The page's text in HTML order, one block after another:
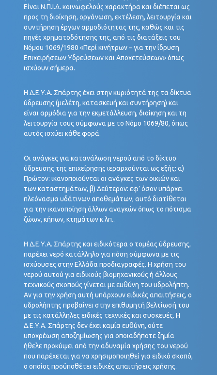
Είναι Ν.Π.Ι.Δ. κοινωφελούς χαρακτήρα και διέπεται ως
προς τη διοίκηση, οργάνωση, εκτέλεση, λειτουργία και
συντήρηση έργων αρμοδιότητας της, καθώς και τις
πηγές χρηματοδότησης της, από τις διατάξεις του
Νόμου 1069/1980 «Περί κινήτρων – για την ίδρυση
Επιχειρήσεων Υδρεύσεων και Αποχετεύσεων» όπως
ισχύουν σήμερα.
Η Δ.Ε.Υ.Α. Σπάρτης έχει στην κυριότητά της τα δίκτυα
ύδρευσης (μελέτη, κατασκευή και συντήρηση) και
είναι αρμόδια για την εκμετάλλευση, διοίκηση και τη
λειτουργία τους σύμφωνα με το Νόμο 1069/80, όπως
αυτός ισχύει κάθε φορά.
Οι ανάγκες για κατανάλωση νερού από το δίκτυο
ύδρευσης της επιχείρησης ιεραρχούνται ως εξής: α)
Πρώτον: ικανοποιούνται οι ανάγκες των οικιών και
των καταστημάτων, β) Δεύτερον: εφ’ όσον υπάρχει
πλεόνασμα υδάτινων αποθεμάτων, αυτό διατίθεται
για την ικανοποίηση άλλων αναγκών όπως το πότισμα
ζώων, κήπων, κτημάτων κ.λπ..
Η Δ.Ε.Υ.Α. Σπάρτης και ειδικότερα ο τομέας ύδρευσης,
παρέχει νερό κατάλληλο για πόση σύμφωνα με τις
ισχύουσες στην Ελλάδα προδιαγραφές. Η χρήση του
νερού αυτού για ειδικούς βιομηχανικούς ή άλλους
τεχνικούς σκοπούς γίνεται με ευθύνη του υδρολήπτη.
Αν για την χρήση αυτή υπάρχουν ειδικές απαιτήσεις, ο
υδρολήπτης προβαίνει στην επιθυμητή βελτίωσή του
με τις κατάλληλες ειδικές τεχνικές και συσκευές. Η
Δ.Ε.Υ.Α. Σπάρτης δεν έχει καμία ευθύνη, ούτε
υποχρέωση αποζημίωσης για οποιαδήποτε ζημία
ήθελε προκύψει από την αδυναμία χρήσης του νερού
που παρέχεται για να χρησιμοποιηθεί για ειδικό σκοπό,
ο οποίος προϋποθέτει ειδικές απαιτήσεις χρήσης.